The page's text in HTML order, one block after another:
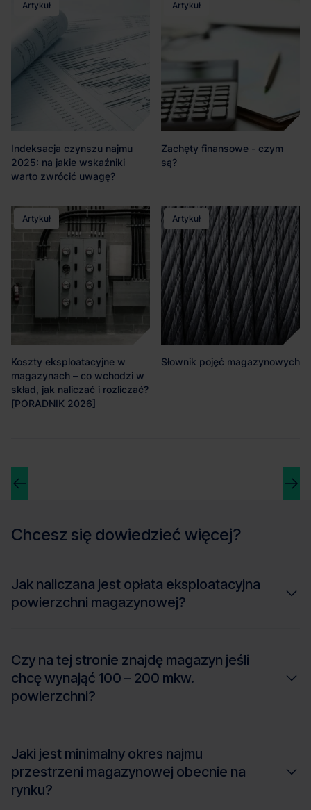
Artykuł
Indeksacja czynszu najmu
2025: na jakie wskaźniki
warto zwrócić uwagę?
Artykuł
Zachęty finansowe - czym
są?
Artykuł
Koszty eksploatacyjne w
magazynach – co wchodzi w
skład, jak naliczać i rozliczać?
[PORADNIK 2026]
Artykuł
Słownik pojęć magazynowych
Chcesz się dowiedzieć więcej?
Jak naliczana jest opłata eksploatacyjna
powierzchni magazynowej?
Czy na tej stronie znajdę magazyn jeśli
chcę wynająć 100 – 200 mkw.
powierzchni?
Jaki jest minimalny okres najmu
przestrzeni magazynowej obecnie na
rynku?